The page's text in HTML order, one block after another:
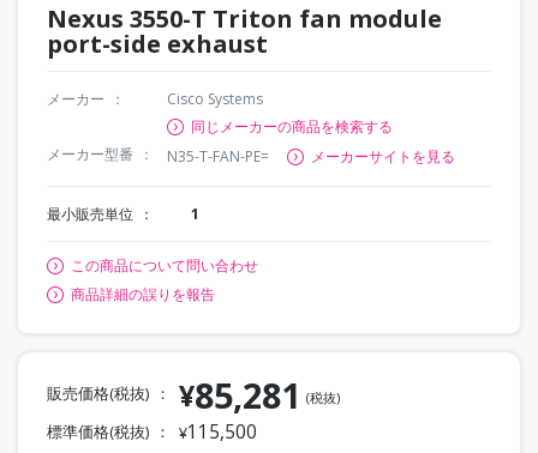
Nexus 3550-T Triton fan module
port-side exhaust
メーカー
Cisco Systems
同じメーカーの商品を検索する
メーカー型番
N35-T-FAN-PE= メーカーサイトを見る
最小販売単位 1
この商品について問い合わせ
商品詳細の誤りを報告
販売価格(税抜) ¥85,281 (税抜)
標準価格(税抜) ¥115,500